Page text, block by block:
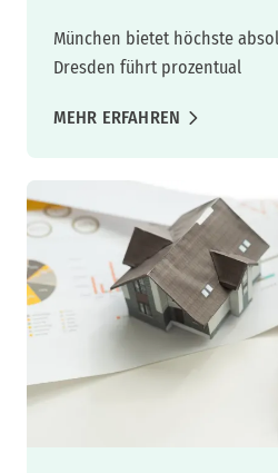
München bietet höchste
Dresden führt prozentual
MEHR ERFAHREN